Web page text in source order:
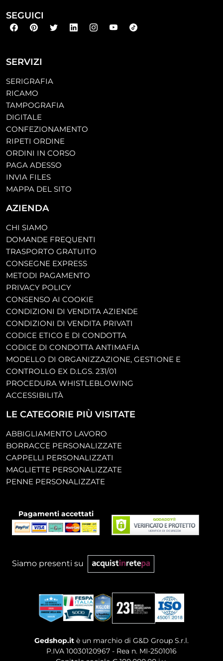
SERVIZI
SERIGRAFIA
RICAMO
TAMPOGRAFIA
DIGITALE
CONFEZIONAMENTO
RIPETI ORDINE
ORDINI IN CORSO
PAGA ADESSO
INVIA FILES
MAPPA DEL SITO
AZIENDA
CHI SIAMO
DOMANDE FREQUENTI
TRASPORTO GRATUITO
CONSEGNE EXPRESS
METODI PAGAMENTO
PRIVACY POLICY
CONSENSO AI COOKIE
CONDIZIONI DI VENDITA AZIENDE
CONDIZIONI DI VENDITA PRIVATI
CODICE ETICO E DI CONDOTTA
CODICE DI CONDOTTA ANTIMAFIA
MODELLO DI ORGANIZZAZIONE, GESTIONE E
CONTROLLO EX D.LGS. 231/01
PROCEDURA WHISTLEBLOWING
ACCESSIBILITÀ
LE CATEGORIE PIÙ VISITATE
ABBIGLIAMENTO LAVORO
BORRACCE PERSONALIZZATE
CAPPELLI PERSONALIZZATI
MAGLIETTE PERSONALIZZATE
PENNE PERSONALIZZATE
SEGUICI
Pagamenti accettati
Siamo presenti su
Gedshop.it è un marchio di G&D Group S.r.l.
P.IVA 10030120967 - Rea n. MI-2501016